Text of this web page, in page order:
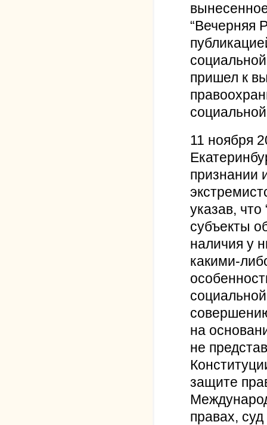
“Вечерняя
пришел к
11 ноября
признании
указав, что
субъекты
наличия у
какими-
на
не
защите
правах,